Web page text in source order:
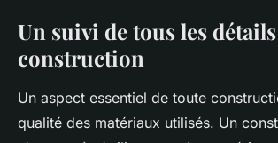
Un suivi de tous les
construction
Un aspect essentiel de toute
qualité des matériaux utilisés. Un